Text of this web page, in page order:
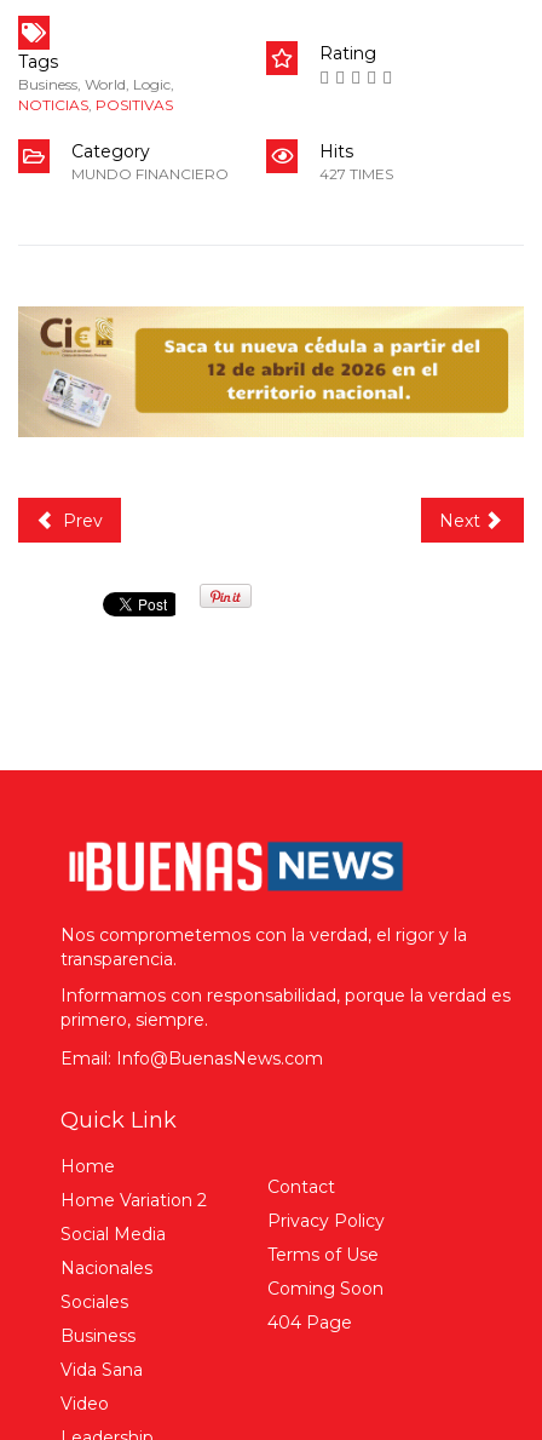
Tags
Business World Logic
NOTICIAS POSITIVAS
Rating
Category
MUNDO FINANCIERO
Hits
427 TIMES
Prev Next
Nos comprometemos con la verdad, el rigor y la
transparencia.
Informamos con responsabilidad, porque la verdad es
primero, siempre.
Email: Info@BuenasNews.com
Quick Link
Home
Home Variation 2
Social Media
Nacionales
Sociales
Business
Vida Sana
Video
Contact
Privacy Policy
Terms of Use
Coming Soon
404 Page